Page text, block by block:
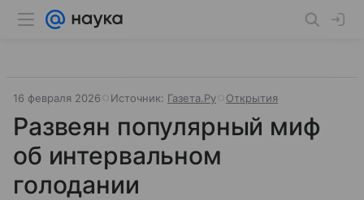
16 февраля 2026 Источник: Газета.Ру Открытия
Развеян популярный миф
об интервальном
голодании